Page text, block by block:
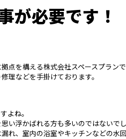
が必要です！
点を構える株式会社スペースプランで
理などを手掛けております。
よね。
い浮かばれる方も多いのではないで
れ、室内の浴室やキッチンなどの水